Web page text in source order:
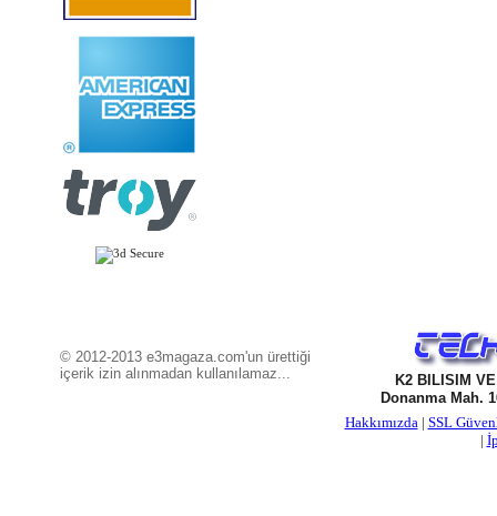
© 2012-2013 e3magaza.com'un ürettiği
içerik izin alınmadan kullanılamaz...
K2 BILISIM
Donanma Mah.
Hakkımızda| SSL
|